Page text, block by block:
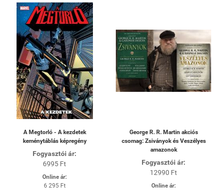
A Megtorló - A kezdetek
keménytáblás képregény
Fogyasztói ár:
6995 Ft
Online ár:
6 295 Ft
George R. R. Martin akciós
csomag: Zsiványok és Veszélyes
amazonok
Fogyasztói ár:
12990 Ft
Online ár: